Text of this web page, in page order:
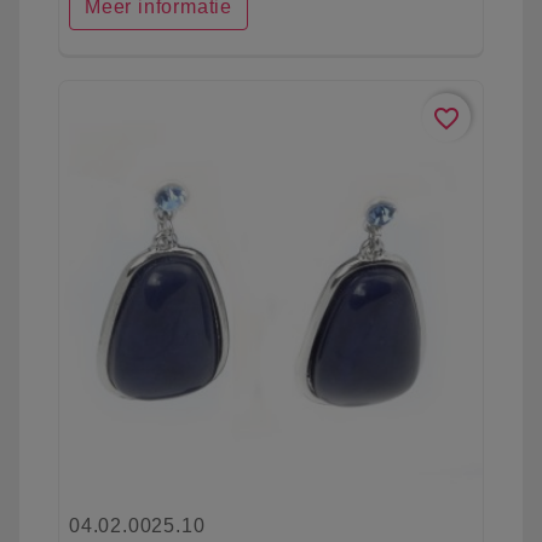
Meer informatie
favorite_border
04.02.0025.10